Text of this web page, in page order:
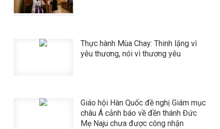
Thực hành Mùa Chay: Thinh lặng vì
yêu thương, nói vì thương yêu
Giáo hội Hàn Quốc đề nghị Giám mục
châu Á cảnh báo về đền thánh Đức
Mẹ Naju chưa được công nhận